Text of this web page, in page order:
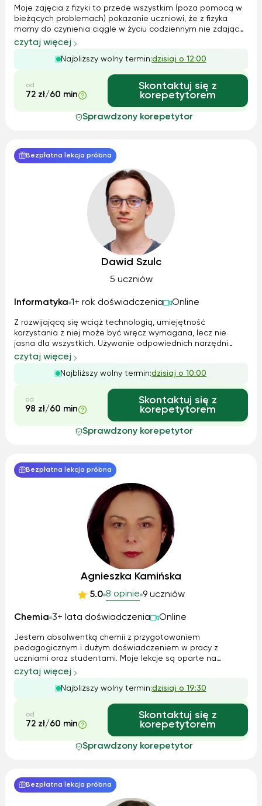
Moje zajęcia z fizyki to przede wszystkim (poza pomocą w
bieżących problemach) pokazanie uczniowi, że z fizyka
mamy do czynienia ciągle w życiu codziennym nie zdając
sobie nawet z tego sprawy. Poza tym jeśli czas pozwala
wprowadzam do kosmologii i swiata cząstek cząstek
elementarnych co jest moja pa...
czytaj więcej
Najbliższy wolny termin:dzisiaj o 12:00
od
72 zł/60 min
Skontaktuj się z
korepetytorem
Sprawdzony korepetytor
Bezpłatna lekcja próbna
Dawid Szulc
5 uczniów
Informatyka 1+ rok doświadczenia Online
Z rozwijającą się wciąż technologią, umiejętność
korzystania z niej może być wręcz wymagana, lecz nie
jasna dla wszystkich. Używanie odpowiednich narzędni
może nie tylko uprościć życie, ale i usprawnić i
zorganizować je. Same narzędzia nie są też jedynym
ważnym elementem, co umiejętność obsługi prog...
czytaj więcej
Najbliższy wolny termin:dzisiaj o 10:00
od
98 zł/60 min
Skontaktuj się z
korepetytorem
Sprawdzony korepetytor
Bezpłatna lekcja próbna
Agnieszka Kamińska
5.0 8 opinie 9 uczniów
Chemia 3+ lata doświadczenia Online
Jestem absolwentką chemii z przygotowaniem
pedagogicznym i dużym doświadczeniem w pracy z
uczniami oraz studentami. Moje lekcje są oparte na
praktyce – uczę, jak skutecznie rozwiązywać zadania,
korzystając z logicznych skojarzeń. Zajmuję się także pracą
w laboratorium, więc mogę wprowadzić elementy ...
czytaj więcej
Najbliższy wolny termin:dzisiaj o 19:30
od
72 zł/60 min
Skontaktuj się z
korepetytorem
Sprawdzony korepetytor
Bezpłatna lekcja próbna